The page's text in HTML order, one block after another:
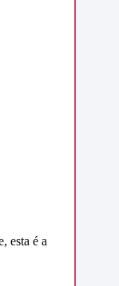
esta é a